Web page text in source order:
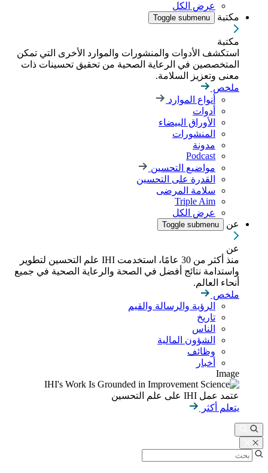
عرض الكل
مكتبة
Toggle submenu
مكتبة
استكشف الأدوات والمنشورات والموارد الأخرى التي تمكن
المتخصصين في الرعاية الصحية من تحقيق تحسينات ذات
معنى وتعزيز السلامة.
ملخص
أنواع الموارد
أدوات
الأوراق البيضاء
المنشورات
مدونة
Podcast
مواضيع التحسين
القدرة على التحسين
سلامة المرضى
Triple Aim
عرض الكل
عن
Toggle submenu
عن
منذ أكثر من 30 عامًا، استخدمت IHI علم التحسين لتطوير
واستدامة نتائج أفضل في الصحة والرعاية الصحية في جميع
أنحاء العالم.
ملخص
الرؤية والرسالة والقيم
تاريخ
الناس
الشؤون المالية
وظائف
أخبار
Image
عتمد عمل IHI على علم التحسين
يتعلم أكثر